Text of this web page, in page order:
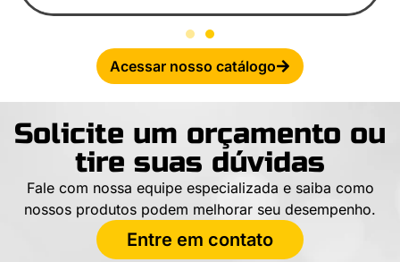
Acessar nosso catálogo
Solicite um orçamento ou
tire suas dúvidas
Fale com nossa equipe especializada e saiba como
nossos produtos podem melhorar seu desempenho.
Entre em contato